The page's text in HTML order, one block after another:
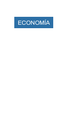
ECONOMÍA